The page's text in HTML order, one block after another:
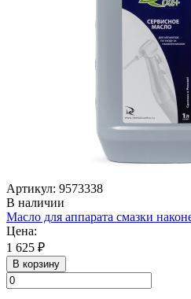
Артикул: 9573338
В наличии
Масло для аппарата смазки
Цена:
1 625 ₽
В корзину